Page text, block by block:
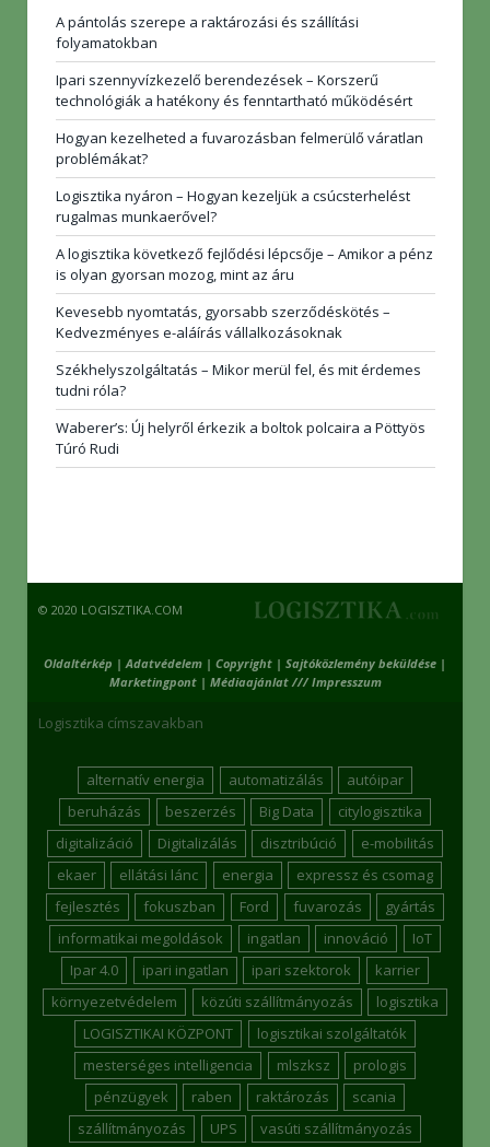
A pántolás szerepe a raktározási és szállítási
folyamatokban
Ipari szennyvízkezelő berendezések – Korszerű
technológiák a hatékony és fenntartható működésért
Hogyan kezelheted a fuvarozásban felmerülő váratlan
problémákat?
Logisztika nyáron – Hogyan kezeljük a csúcsterhelést
rugalmas munkaerővel?
A logisztika következő fejlődési lépcsője – Amikor a pénz
is olyan gyorsan mozog, mint az áru
Kevesebb nyomtatás, gyorsabb szerződéskötés –
Kedvezményes e-aláírás vállalkozásoknak
Székhelyszolgáltatás – Mikor merül fel, és mit érdemes
tudni róla?
Waberer’s: Új helyről érkezik a boltok polcaira a Pöttyös
Túró Rudi
© 2020 LOGISZTIKA.COM
Oldaltérkép | Adatvédelem | Copyright | Sajtóközlemény beküldése |
Marketingpont| Médiaajánlat /// Impresszum
Logisztika címszavakban
alternatív energia automatizálás
autóipar
beruházás
beszerzés Big Data
citylogisztika
digitalizáció
Digitalizálás disztribúció
e-mobilitás
ekaer
ellátási lánc energia
expressz és csomag
fejlesztés
fokuszban Ford fuvarozás
gyártás
informatikai megoldások
ingatlan innováció
IoT
Ipar 4.0
ipari ingatlan ipari szektorok
karrier
környezetvédelem
közúti szállítmányozás
logisztika
LOGISZTIKAI KÖZPONT
logisztikai szolgáltatók
mesterséges intelligencia
mlszksz
prologis
pénzügyek
raben raktározás
scania
szállítmányozás
UPS
vasúti szállítmányozás